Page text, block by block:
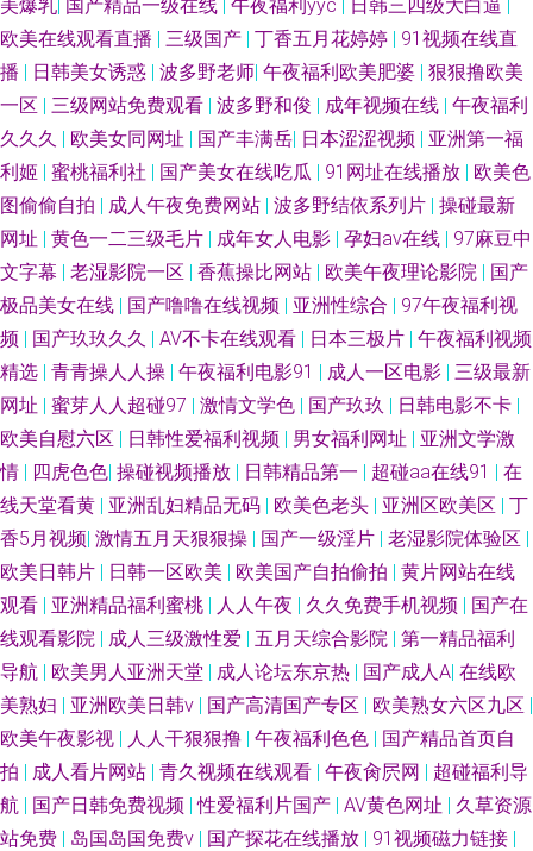
美爆乳 国产精品一级在线 午夜福利yyc 日韩三四级大白逼
欧美在线观看直播 | 三级国产 | 丁香五月花婷婷 | 91视频在线直
播 | 日韩美女诱惑 | 波多野老师| 午夜福利欧美肥婆 | 狠狠撸欧美
一区 | 三级网站免费观看 | 波多野和俊 | 成年视频在线 | 午夜福利
久久久 | 欧美女同网址 | 国产丰满岳| 日本涩涩视频 | 亚洲第一福
利姬 | 蜜桃福利社 | 国产美女在线吃瓜 | 91网址在线播放 | 欧美色
图偷偷自拍 | 成人午夜免费网站 | 波多野结依系列片 | 操碰最新
网址 | 黄色一二三级毛片 | 成年女人电影 | 孕妇av在线 | 97麻豆中
文字幕 | 老湿影院一区 | 香蕉操比网站 | 欧美午夜理论影院 | 国产
极品美女在线 | 国产噜噜在线视频 | 亚洲性综合 | 97午夜福利视
频 | 国产玖玖久久 | AV不卡在线观看 | 日本三极片 | 午夜福利视频
精选 | 青青操人人操 | 午夜福利电影91 | 成人一区电影 | 三级最新
网址 | 蜜芽人人超碰97 | 激情文学色 | 国产玖玖 | 日韩电影不卡 |
欧美自慰六区 | 日韩性爱福利视频 | 男女福利网址 | 亚洲文学激
情 | 四虎色色| 操碰视频播放 | 日韩精品第一 | 超碰aa在线91 | 在
线天堂看黄 | 亚洲乱妇精品无码 | 欧美色老头 | 亚洲区欧美区 | 丁
香5月视频| 激情五月天狠狠操 | 国产一级淫片 | 老湿影院体验区 |
欧美日韩片 | 日韩一区欧美 | 欧美国产自拍偷拍 | 黄片网站在线
观看 | 亚洲精品福利蜜桃 | 人人午夜 | 久久免费手机视频 | 国产在
线观看影院 | 成人三级激性爱 | 五月天综合影院 | 第一精品福利
导航 | 欧美男人亚洲天堂 | 成人论坛东京热 | 国产成人A| 在线欧
美熟妇 | 亚洲欧美日韩v | 国产高清国产专区 | 欧美熟女六区九区 |
欧美午夜影视 | 人人干狠狠撸 | 午夜福利色色 | 国产精品首页自
拍 | 成人看片网站 | 青久视频在线观看 | 午夜肏屄网 | 超碰福利导
航 | 国产日韩免费视频 |性爱福利片国产 | AV黄色网址 | 久草资源
站免费 | 岛国岛国免费v | 国产探花在线播放 | 91视频磁力链接 |